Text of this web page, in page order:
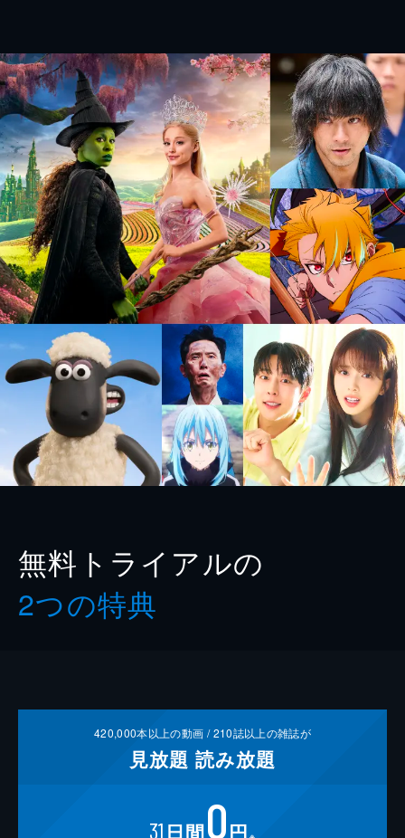
無料トライアルの
2つの特典
420,000本以上の動画 /210誌以上の雑誌が
見放題 読み放題
31 日間0円